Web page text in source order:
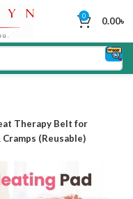
0 0.00৳
Therapy Belt for
(Reusable)